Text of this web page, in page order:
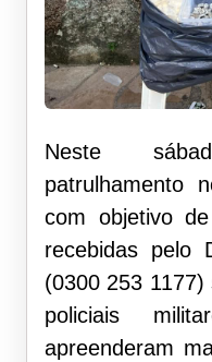
Neste
patrulhamento
com objetivo
recebidas pelo
(0300 253
policiais
apreenderam